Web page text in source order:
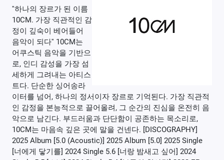
''하나의 장르가 된 이름
10CM. 가장 직관적인 감
정이 깊숙이 베어들어
음악이 되다'' 10CM는
어쿠스틱 음악을 기반으
로, 인디 감성을 가장 섬
세하게 그려내는 아티스
트다. 단순한 싱어송라
이터를 넘어, 하나의 정서이자 장르로 기억된다. 가장 직관적
인 감정을 본능적으로 끌어올려, 그 순간의 진심을 온전히 음
악으로 남긴다. 부드러움과 단단함이 공존하는 목소리로,
10CM는 마음속 깊은 곳에 말을 건넨다. [DISCOGRAPHY]
2025 Album [5.0 (Acoustic)] 2025 Album [5.0] 2025 Single
[너에게 닿기를] 2024 Single 5.6 [너랑 밤새고 싶어] 2024